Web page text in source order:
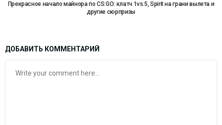
Прекрасное начало майнора по CS:GO: клатч 1vs.5, Spirit на грани вылета и
другие сюрпризы
ДОБАВИТЬ КОММЕНТАРИЙ